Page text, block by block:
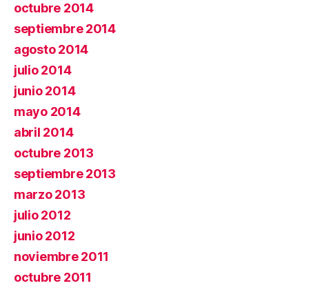
octubre 2014
septiembre 2014
agosto 2014
julio 2014
junio 2014
mayo 2014
abril 2014
octubre 2013
septiembre 2013
marzo 2013
julio 2012
junio 2012
noviembre 2011
octubre 2011